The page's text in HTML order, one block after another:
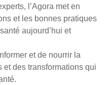
l’Agora met en
et les bonnes pratiques
aujourd’hui et
et de nourrir la
et des transformations qui